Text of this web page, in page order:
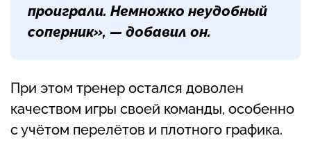
проиграли. Немножко неудобный
соперник», — добавил он.
При этом тренер остался доволен
качеством игры своей команды, особенно
с учётом перелётов и плотного графика.